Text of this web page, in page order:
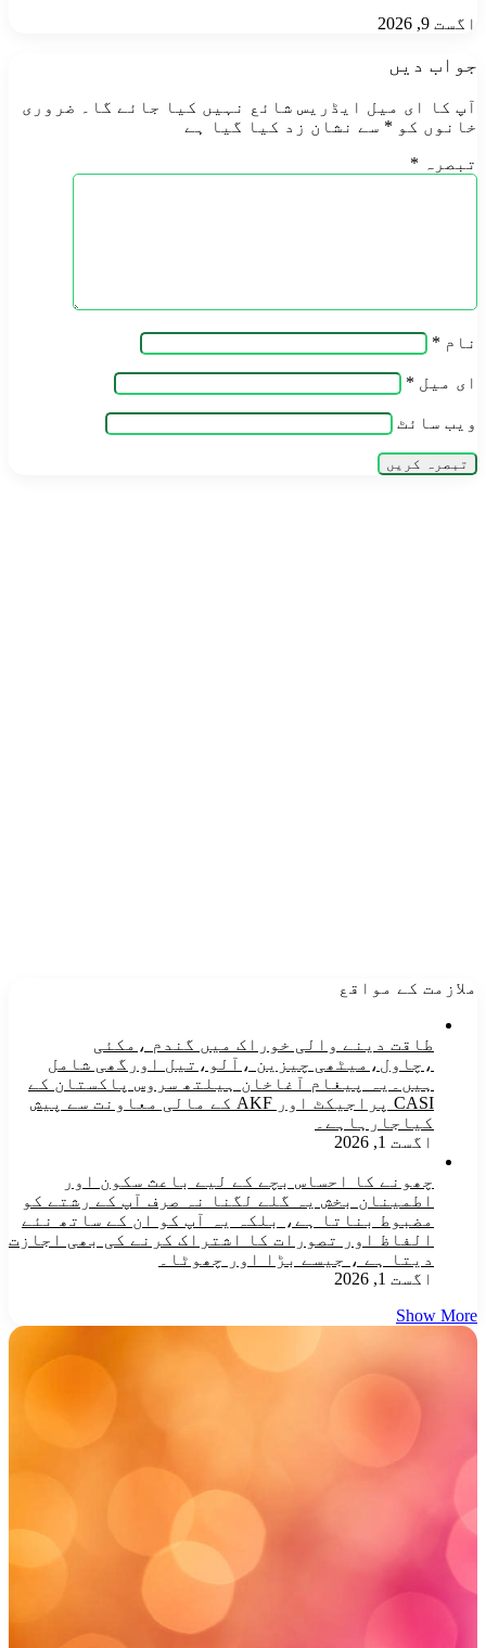
اگست 9, 2026
جواب دیں
آپ کا ای میل ایڈریس شائع نہیں کیا جائے گا۔
ضروری
خانوں کو * سے نشان زد کیا گیا ہے
تبصرہ *
نام *
ای میل *
ویب‌ سائٹ
ملازمت کے مواقع
طاقت دینے والی خوراک میں گندم ،مکئی
،چاول،میٹھی چیزین ،آلو،تیل اورگھی شامل
ہیں۔یہ پیغام آغاخان ہیلتھ سروس پاکستان کے
CASI پراجیکٹ اور AKF کے مالی معاونت سے پیش
کیاجارہاہے۔
اگست 1, 2026
چھونے کا احساس بچے کے لیے باعث سکون اور
اطمینان بخش یہ گلے لگنا نہ صرف آپ کے رشتے کو
مضبوط بناتا ہے، بلکہ یہ آپ کو ان کے ساتھ نئے
الفاظ اور تصورات کا اشتراک کرنے کی بھی اجازت
دیتا ہے ، جیسے بڑا اور چھوٹا۔
اگست 1, 2026
Show More